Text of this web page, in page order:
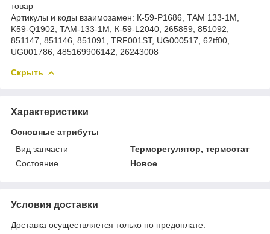
товар
Артикулы и коды взаимозамен: К-59-P1686, ТАМ 133-1М,
K59-Q1902, TAM-133-1M, К-59-L2040, 265859, 851092,
851147, 851146, 851091, TRF001ST, UG000517, 62tf00,
UG001786, 485169906142, 26243008
Скрыть
Характеристики
Основные атрибуты
Вид запчасти
Терморегулятор, термостат
Состояние
Новое
Условия доставки
Доставка осуществляется только по предоплате.